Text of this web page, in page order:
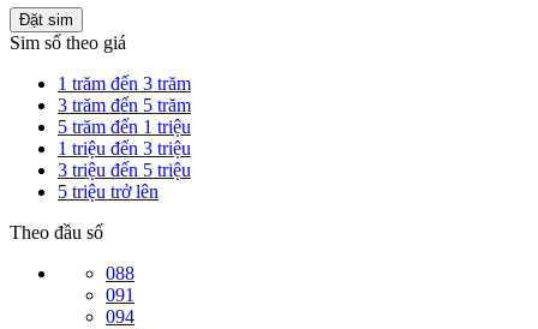
Đặt sim
Sim số theo giá
1 trăm đến 3 trăm
3 trăm đến 5 trăm
5 trăm đến 1 triệu
1 triệu đến 3 triệu
3 triệu đến 5 triệu
5 triệu trở lên
Theo đầu số
088
091
094